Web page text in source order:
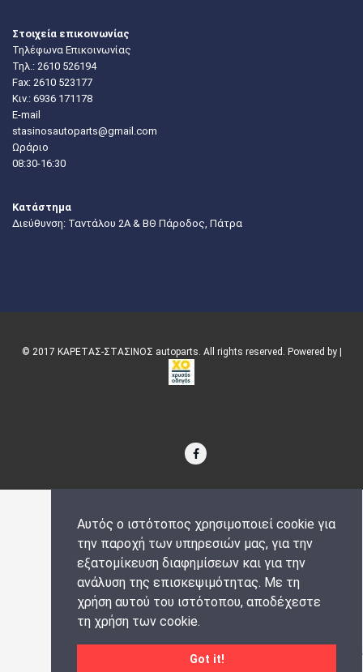
Αυτός ο ιστότοπος χρησιμοποιεί cookie για
την παροχή των υπηρεσιών μας, για την
εξατομίκευση διαφημίσεων και για την
ανάλυση της επισκεψιμότητας. Με τη
χρήση αυτού του ιστότοπου, αποδέχεστε
τη χρήση των cookie.
Got it!
Στοιχεία επικοινωνίας
Τηλέφωνα Επικοινωνίας
Τηλ.: 2610 526194
Fax: 2610 523177
Κιν.: 6936 171178
E-mail
stasinosautoparts@gmail.com
Ωράριο
08:30-16:30
Κατάστημα
Διεύθυνση: Ταντάλου 2Α & ΒΘ Πάροδος, Πάτρα
© 2017 ΚΑΡΕΤΑΣ-ΣΤΑΣΙΝΟΣ autoparts. All rights reserved. Powered by |